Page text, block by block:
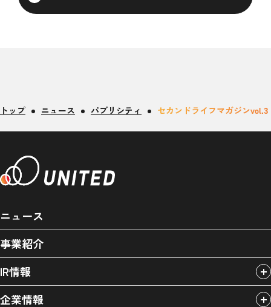
トップ ニュース パブリシティ セカンドライフマガジン
ニュース
事業紹介
IR情報
企業情報